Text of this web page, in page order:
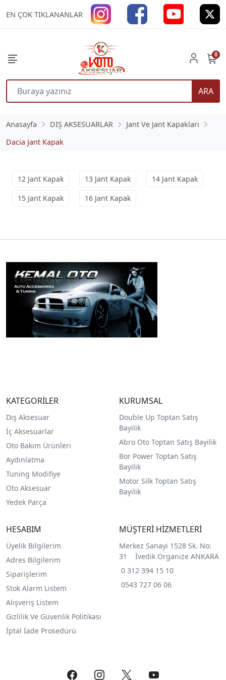
EN ÇOK TIKLANANLAR
ARA
0
Anasayfa DIŞ AKSESUARLAR
Jant Ve Jant Kapakları
Dacia Jant Kapak
12 Jant Kapak 13 Jant Kapak
14 Jant Kapak
15 Jant Kapak
16 Jant Kapak
KATEGORİLER
Dış Aksesuar
İç Aksesuarlar
Oto Bakım Ürünleri
Aydınlatma
Tuning Modifiye
Oto Aksesuar
Yedek Parça
KURUMSAL
Double Up Toptan Satış
Bayilik
Abro Oto Toptan Satış Bayilik
Bor Power Toptan Satış
Bayilik
Motor Silk Toptan Satış
Bayilik
HESABIM
Üyelik Bilgilerim
Adres Bilgilerim
Siparişlerim
Stok Alarm Listem
Alışveriş Listem
Gizlilik Ve Güvenlik Politikası
İptal İade Prosedürü
MÜŞTERİ HİZMETLERİ
Merkez Sanayi 1528 Sk. No:
31 İvedik Organize ANKARA
0 312 394 15 10
0543 727 06 06